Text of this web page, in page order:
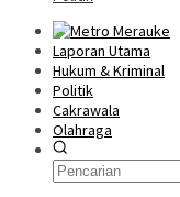
Laporan Utama
Hukum & Kriminal
Politik
Cakrawala
Olahraga